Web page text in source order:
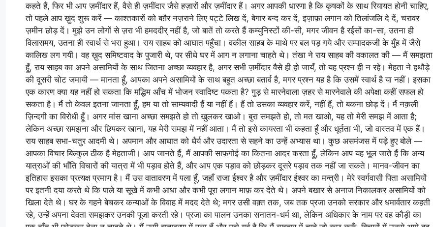
कहते हैं, फिर भी आप ज़मींदार हैं, वैसे ही ज़मींदार जैसे हज़ारों और ज़मींदार हैं। अगर आपकी धारणा है कि कृषकों के साथ रियायत होनी चाहिए,
तो पहले आप ख़ुद शुरू करें — काश्तकारों को बग़ैर नज़राने लिए पट्टे लिख दें, बेगार बन्द कर दें, इज़ाफ़ा लगान को तिलांजलि दे दें, चरावर
ज़मीन छोड़ दें। मुझे उन लोगों से ज़रा भी हमददीर् नहीं है, जो बातें तो करते हैं कम्युनिस्टों की-सी, मगर जीवन है रईसों का-सा, उतना ही
विलासमय, उतना ही स्वार्थ से भरा हुआ। राय साहब को आघात पहुँचा। वकील साहब के माथे पर बल पड़ गये और सम्पादकजी के मुँह में जैसे
कालिख लग गयी। वह ख़ुद समिष्टवाद के पुजारी थे, पर सीधे घर में आग न लगाना चाहते थे। तंखा ने राय साहब की वकालत की — मैं समझता
हूँ, राय साहब का अपने असामियों के साथ जितना अच्छा व्यवहार है, अगर सभी ज़मींदार वैसे ही हो जायँ, तो यह प्रश्न ही न रहे। मेहता ने हथौड़े
की दूसरी चोट जमायी — मानता हूँ, आपका अपने असामियों के साथ बहुत अच्छा बतार्व है, मगर प्रश्न यह है कि उसमें स्वार्थ है या नहीं। इसका
एक कारण क्या यह नहीं हो सकता कि मद्धिम आँच में भोजन स्वादिष्ट पकता है? गुड़ से मारनेवाला ज़हर से मारनेवाले की अपेक्षा कहीं सफल हो
सकता है। मैं तो केवल इतना जानता हूँ, हम या तो साम्यवादी हैं या नहीं हैं। हैं तो उसका व्यवहार करें, नहीं हैं, तो बकना छोड़ दें। मैं नक़ली
ज़िन्दगी का विरोधी हूँ। अगर मांस खाना अच्छा समझते हो तो खुलकर खाओ। बुरा समझते हो, तो मत खाओ, यह तो मेरी समझ में आता है;
लेकिन अच्छा समझना और छिपकर खाना, यह मेरी समझ में नहीं आता। मैं तो इसे कायरता भी कहता हूँ और धूर्तता भी, जो वास्तव में एक हैं।
राय साहब सभा-चतुर आदमी थे। अपमान और आघात को धैर्य और उदारता से सहने का उन्हें अभ्यास था। कुछ असमंजस में पड़े हुए बोले —
आपका विचार बिल्कुल ठीक है मेहताजी। आप जानते हैं, मैं आपकी साफ़गोई का कितना आदर करता हूँ, लेकिन आप यह भूल जाते हैं कि अन्य
यात्राओं की भाँति विचारों की यात्रा में भी पड़ाव होते हैं, और आप एक पड़ाव को छोड़कर दूसरे पड़ाव तक नहीं जा सकते। मानव-जीवन का
इतिहास इसका प्रत्यक्ष प्रमाण है। मैं उस वातावरण में पला हूँ, जहाँ राजा ईश्वर है और ज़मींदार ईश्वर का मन्त्री। मेरे स्वर्गवासी पिता असामियों
पर इतनी दया करते थे कि पाले या सूखे में कभी आधा और कभी पूरा लगान माफ़ कर देते थे। अपने बखार से अनाज निकालकर असामियों को
खिला देते थे। घर के गहने बेचकर कन्याओं के विवाह में मदद देते थे; मगर उसी वक़्त तक, जब तक प्रजा उनको सरकार और धमार्वतार कहती
रहे, उन्हें अपना देवता समझकर उनकी पूजा करती रहे। प्रजा का पालन उनका सनातन-धर्म था, लेकिन अधिकार के नाम पर वह कौड़ी का